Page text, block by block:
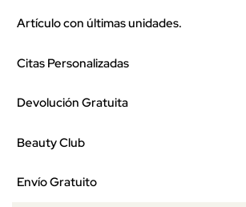
Artículo con últimas unidades.
Citas Personalizadas
Devolución Gratuita
Beauty Club
Envío Gratuito